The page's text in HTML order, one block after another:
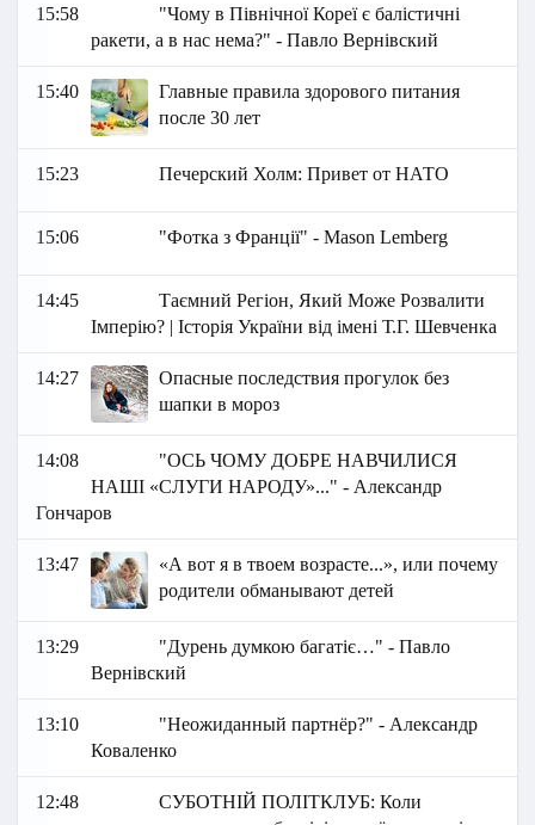
15:58
"Чому в Північної Кореї є балістичні
ракети, а в нас нема?" - Павло Вернівский
15:40
Главные правила здорового питания
после 30 лет
15:23 Печерский Холм: Привет от НАТО
15:06 "Фотка з Франції" - Маson Lemberg
14:45
Таємний Регіон, Який Може Розвалити
Імперію? | Історія України від імені Т.Г. Шевченка
14:27
Опасные последствия прогулок без
шапки в мороз
14:08
"ОСЬ ЧОМУ ДОБРЕ НАВЧИЛИСЯ
НАШІ «СЛУГИ НАРОДУ»..." - Александр
Гончаров
13:47
«А вот я в твоем возрасте...», или почему
родители обманывают детей
13:29
"Дурень думкою багатіє…" - Павло
Вернівский
13:10
"Неожиданный партнёр?" - Александр
Коваленко
12:48
СУБОТНІЙ ПОЛІТКЛУБ: Коли